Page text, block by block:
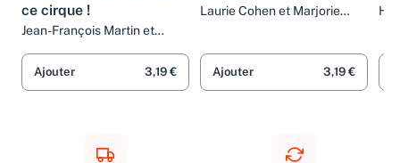
ce cirque !
Jean-François Martin et
Ajouter 3,19 €
Laurie Cohen et Marjorie
Ajouter 3,19 €